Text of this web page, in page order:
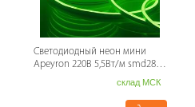
Светодиодный неон мини
Apeyron 220В 5,5Вт/м smd2835
120д/м IP65 50м зеленый 17-37
склад МСК